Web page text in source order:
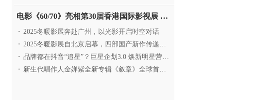
电影《60/70》亮相第30届香港国际影视展 冲刺戛纳备
· 2025冬暖影展奔赴广州，以光影开启时空对话
· 2025冬暖影展自北京启幕，四部国产新作传递银幕温情
· 品牌都在抖音“追星”？巨星企划3.0 焕新明星营销，让
· 新生代唱作人金婵紫全新专辑《叙章》全球首发，颠覆